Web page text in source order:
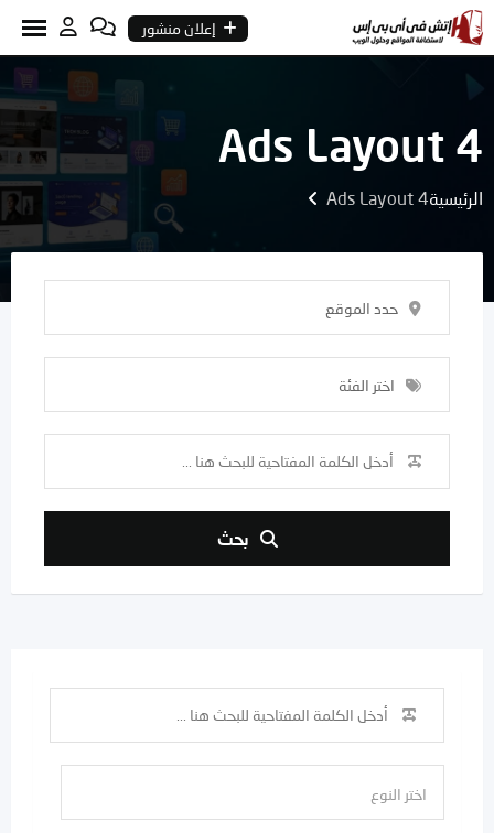
Skip
to
content
إعلان منشور
Ads Layout 4
الرئيسيةAds Layout 4
حدد الموقع
اختر الفئة
بحث
اختر النوع